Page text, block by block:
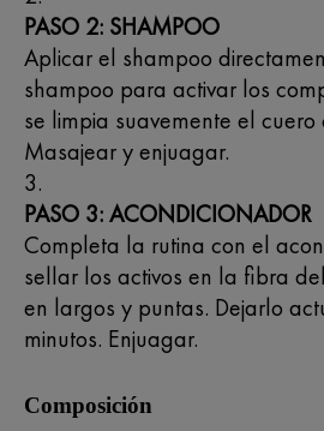
PASO 2: SHAMPOO
Aplicar el shampoo
shampoo para activar los
se limpia suavemente el
Masajear y enjuagar.
PASO 3: ACONDICIONADOR
Completa la rutina con el
sellar los activos en la fibra
en largos y puntas. Dejarlo
minutos. Enjuagar.
Composición